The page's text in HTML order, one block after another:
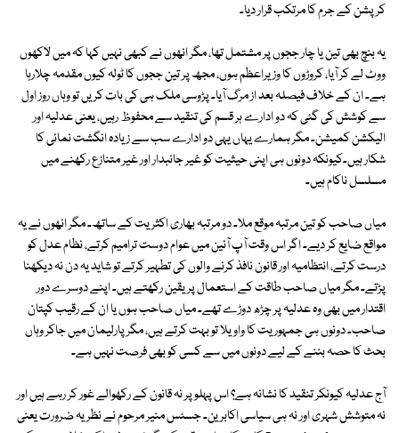
کرپشن کے جرم کا مرتکب قرار دیا۔
یہ بنچ بھی تین یا چار ججوں پر مشتمل تھا، مگر انھوں نے کبھی نہیں کہا کہ میں لاکھوں
ووٹ لے کر آیا، کروڑوں کا وزیراعظم ہوں، مجھ پر تین ججوں کا ٹولہ کیوں مقدمہ چلارہا
ہے۔ ان کے خلاف فیصلہ بعد از مرگ آیا۔ پڑوسی ملک ہی کی بات کریں تو وہاں روز اول
سے کوشش کی گئی کہ دو ادارے ہر قسم کی تنقید سے محفوظ رہیں، یعنی عدلیہ اور
الیکشن کمیشن۔ مگر ہمارے یہاں یہی دو ادارے سب سے زیادہ انگشت نمائی کا
شکار ہیں۔کیونکہ دونوں ہی اپنی حیثیت کو غیر جانبدار اور غیر متنازع رکھنے میں
مسلسل ناکام ہیں۔
میاں صاحب کو تین مرتبہ موقع ملا۔ دو مرتبہ بھاری اکثریت کے ساتھ۔ مگر انھوں نے یہ
مواقع ضایع کر دیے۔ اگر اس وقت آپ آئین میں عوام دوست ترامیم کرتے، نظام عدل کو
درست کرتے، انتظامیہ اور قانون نافذ کرنے والوں کی تطہیر کرتے تو شاید یہ دن نہ دیکھنا
پڑتے۔ مگر میاں صاحب طاقت کے استعمال پر یقین رکھتے ہیں۔ اپنے دوسرے دور
اقتدار میں بھی وہ عدلیہ پر چڑھ دوڑے تھے۔ میاں صاحب ہوں یا ان کے رقیب کپتان
صاحب۔ دونوں ہی جمہوریت کا واویلا تو بہت کرتے ہیں، مگر پارلیمان میں جاکر وہاں
بحث کا حصہ بننے کے لیے دونوں میں سے کسی کو بھی فرصت نہیں ہے۔
آج عدلیہ کیونکر تنقید کا نشانہ ہے؟ اس پہلو پر نہ قانون کے رکھوالے غور کر رہے ہیں اور
نہ متوشش شہری اور نہ ہی سیاسی اکابرین۔ جسٹس منیر مرحوم نے نظریہ ضرورت یعنی